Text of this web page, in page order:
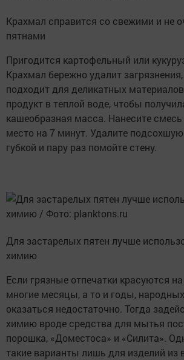
Крахмал справится со свежими и не
пятнами
Пригодится картофельный или
Крахмал бережно удалит
подходит для деликатных
продукт в теплой воде, чтобы
кашеобразная масса. Нанесите
место на 7 минут. Удалите
губкой и пару раз помойте стену.
Для застарелых пятен лучше
химию
Если грязные отпечатки красуются
многие месяцы, а то и годы,
оказаться недостаточно. Тогда
химию вроде средства для мытья
порошка, «Доместоса» и «Силита».
такие варианты лишь для изделий из